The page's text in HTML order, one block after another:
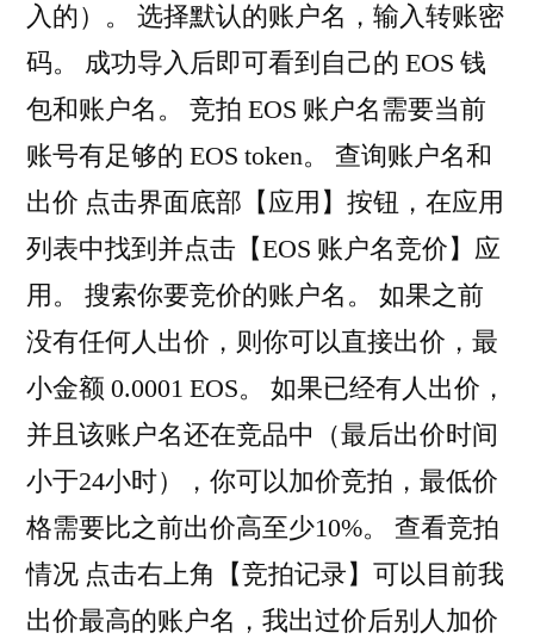
入的）。 选择默认的账户名，输入转账密
码。 成功导入后即可看到自己的 EOS 钱
包和账户名。 竞拍 EOS 账户名需要当前
账号有足够的 EOS token。 查询账户名和
出价 点击界面底部【应用】按钮，在应用
列表中找到并点击【EOS 账户名竞价】应
用。 搜索你要竞价的账户名。 如果之前
没有任何人出价，则你可以直接出价，最
小金额 0.0001 EOS。 如果已经有人出价，
并且该账户名还在竞品中（最后出价时间
小于24小时），你可以加价竞拍，最低价
格需要比之前出价高至少10%。 查看竞拍
情况 点击右上角【竞拍记录】可以目前我
出价最高的账户名，我出过价后别人加价